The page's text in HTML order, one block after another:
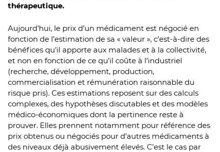
thérapeutique.
Aujourd’hui, le prix d’un médicament est négocié en
fonction de l’estimation de sa « valeur », c’est-à-dire des
bénéfices qu’il apporte aux malades et à la collectivité,
et non en fonction de ce qu’il coûte à l’industriel
(recherche, développement, production,
commercialisation et rémunération raisonnable du
risque pris). Ces estimations reposent sur des calculs
complexes, des hypothèses discutables et des modèles
médico-économiques dont la pertinence reste à
prouver. Elles prennent notamment pour référence des
prix obtenus ou négociés pour d’autres médicaments à
des niveaux déjà abusivement élevés. C’est le cas par